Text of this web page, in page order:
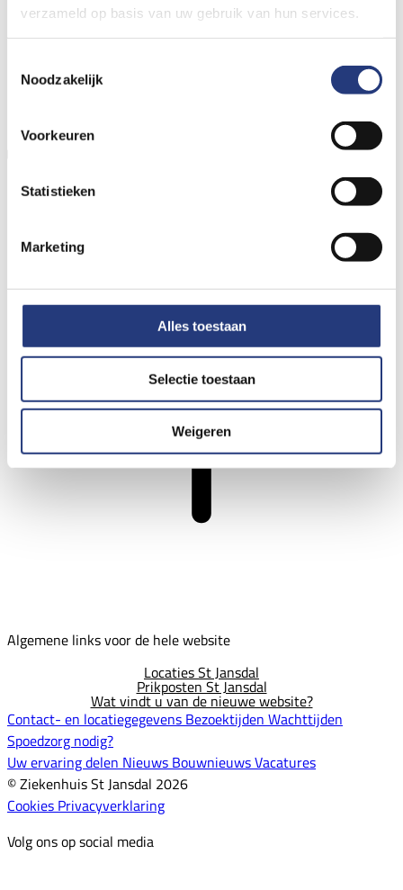
verzameld op basis van uw gebruik van hun services.
Noodzakelijk
Voorkeuren
Statistieken
Marketing
Alles toestaan
Selectie toestaan
Weigeren
Algemene links voor de hele website
Locaties St Jansdal
Prikposten St Jansdal
Wat vindt u van de nieuwe website?
Contact- en locatiegegevens Bezoektijden Wachttijden
Spoedzorg nodig?
Uw ervaring delen Nieuws BouwnieuwsVacatures
© Ziekenhuis St Jansdal 2026
Cookies Privacyverklaring
Volg ons op social media